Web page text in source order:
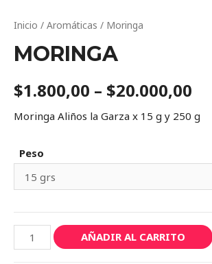
Inicio / Aromáticas / Moringa
MORINGA
$1.800,00 – $20.000,00
Moringa Aliños la Garza x 15 g y 250 g
Peso
Moringa
cantidad
AÑADIR AL CARRITO